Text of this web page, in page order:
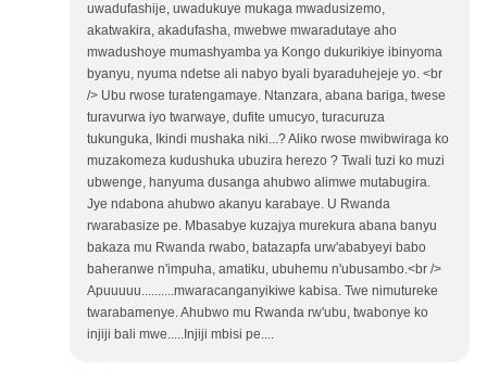
uwadufashije, uwadukuye mukaga mwadusizemo,
akatwakira, akadufasha, mwebwe mwaradutaye aho
mwadushoye mumashyamba ya Kongo dukurikiye ibinyoma
byanyu, nyuma ndetse ali nabyo byali byaraduhejeje yo. <br
/> Ubu rwose turatengamaye. Ntanzara, abana bariga, twese
turavurwa iyo twarwaye, dufite umucyo, turacuruza
tukunguka, Ikindi mushaka niki...? Aliko rwose mwibwiraga ko
muzakomeza kudushuka ubuzira herezo ? Twali tuzi ko muzi
ubwenge, hanyuma dusanga ahubwo alimwe mutabugira.
Jye ndabona ahubwo akanyu karabaye. U Rwanda
rwarabasize pe. Mbasabye kuzajya murekura abana banyu
bakaza mu Rwanda rwabo, batazapfa urw'ababyeyi babo
baheranwe n'impuha, amatiku, ubuhemu n'ubusambo.<br />
Apuuuuu..........mwaracanganyikiwe kabisa. Twe nimutureke
twarabamenye. Ahubwo mu Rwanda rw'ubu, twabonye ko
injiji bali mwe.....Injiji mbisi pe....